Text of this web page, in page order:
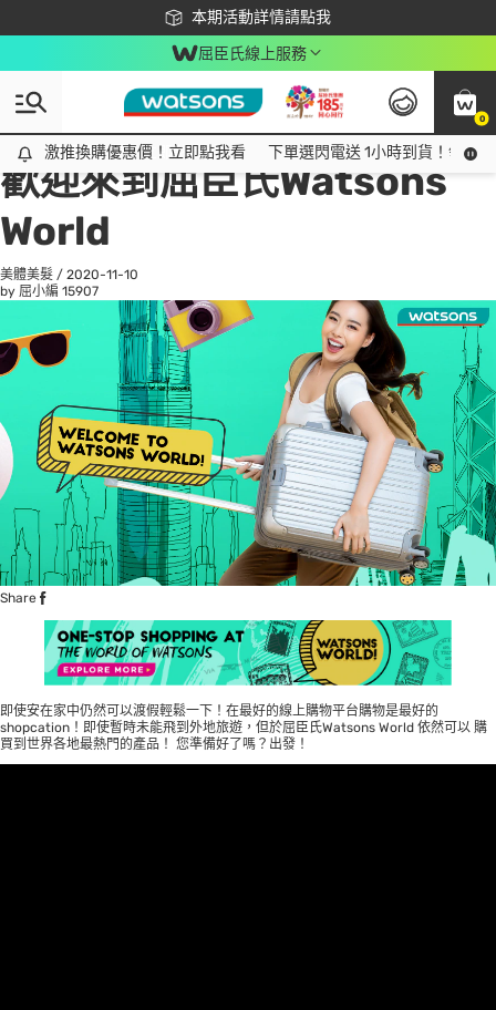
本期活動詳情請點我
下載app最高回饋$350
屈臣氏線上服務
0
激推換購優惠價！立即點我看
激推換購優惠價！立即點我看 下單選閃電送 1小時到貨！領神
All
話題趨勢
歡迎來到屈臣氏Watsons
World
美體美髮 / 2020-11-10
by 屈小編 15907
Share
即使安在家中仍然可以渡假輕鬆一下！在最好的線上購物平台購物是最好的
shopcation！即使暫時未能飛到外地旅遊，但於屈臣氏Watsons World 依然可以 購
買到世界各地最熱門的產品！ 您準備好了嗎？出發！